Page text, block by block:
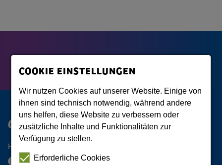
Oberlausitz Digital
Folge der Oberlausitz
COOKIE EINSTELLUNGEN
Wir nutzen Cookies auf unserer Website. Einige von
ihnen sind technisch notwendig, während andere
uns helfen, diese Website zu verbessern oder
zusätzliche Inhalte und Funktionalitäten zur
Verfügung zu stellen.
Erforderliche Cookies